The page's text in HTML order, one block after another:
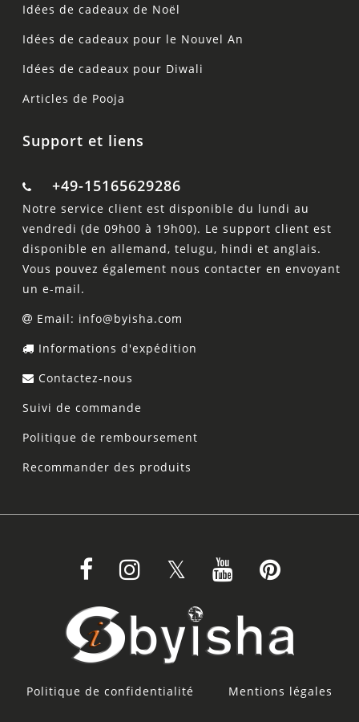
Idées de cadeaux de Noël
Idées de cadeaux pour le Nouvel An
Idées de cadeaux pour Diwali
Articles de Pooja
Support et liens
+49-15165629286
Notre service client est disponible du lundi au
vendredi (de 09h00 à 19h00). Le support client est
disponible en allemand, telugu, hindi et anglais.
Vous pouvez également nous contacter en envoyant
un e-mail.
Email: info@byisha.com
Informations d'expédition
Contactez-nous
Suivi de commande
Politique de remboursement
Recommander des produits
Politique de confidentialité Mentions légales